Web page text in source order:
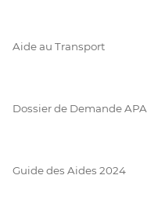
Aide au Transport
Dossier de Demande APA
Guide des Aides 2024